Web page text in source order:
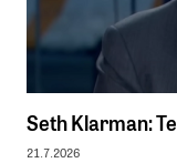
Seth Klarman:
21.7.2026